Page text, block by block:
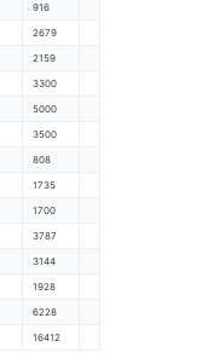
916
2679
2159
3300
5000
3500
808
1735
1700
3787
3144
1928
6228
16412